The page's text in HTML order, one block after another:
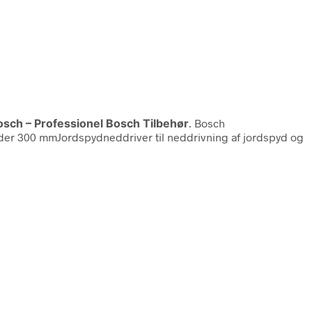
– Professionel Bosch Tilbehør . Bosch
300 mmJordspydneddriver til neddrivning af jordspyd og